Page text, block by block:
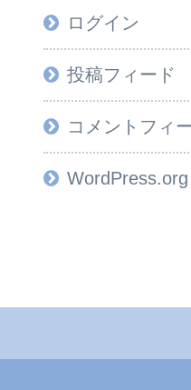
ログイン
投稿フィード
コメントフィ
WordPress.org